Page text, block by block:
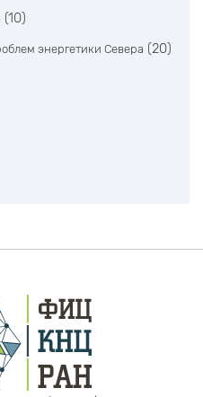
(10)
энергетики Севера (20)